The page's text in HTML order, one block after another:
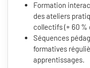
Formation
des ateliers
collectifs (+ 60
Séquences
formatives
apprentissages.